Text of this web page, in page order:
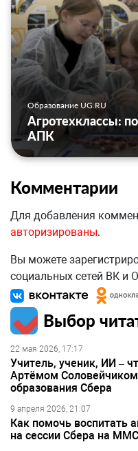
Образование UG.RU
Агротехклассы:
АПК
Комментарии
Для добавления
авторизированы.
Вы можете
социальных сетей ВК и
Выбор
22 мая 2026, 17:17
Учитель, ученик, ИИ –
Артёмом
образования Сбера
9 апреля 2026, 21:07
Как помочь воспитать
на сессии Сбера на